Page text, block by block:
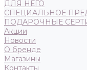
ДЛЯ НЕГО
СПЕЦИАЛЬНОЕ
ПОДАРОЧНЫЕ
Акции
Новости
О бренде
Магазины
Контакты